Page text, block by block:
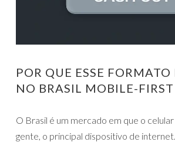
POR QUE ESSE
NO BRASIL MOBILE-FIRST
O Brasil é um mercado em que o
gente, o principal dispositivo de